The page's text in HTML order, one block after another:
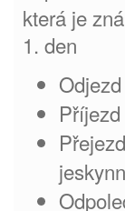
která je
1. den